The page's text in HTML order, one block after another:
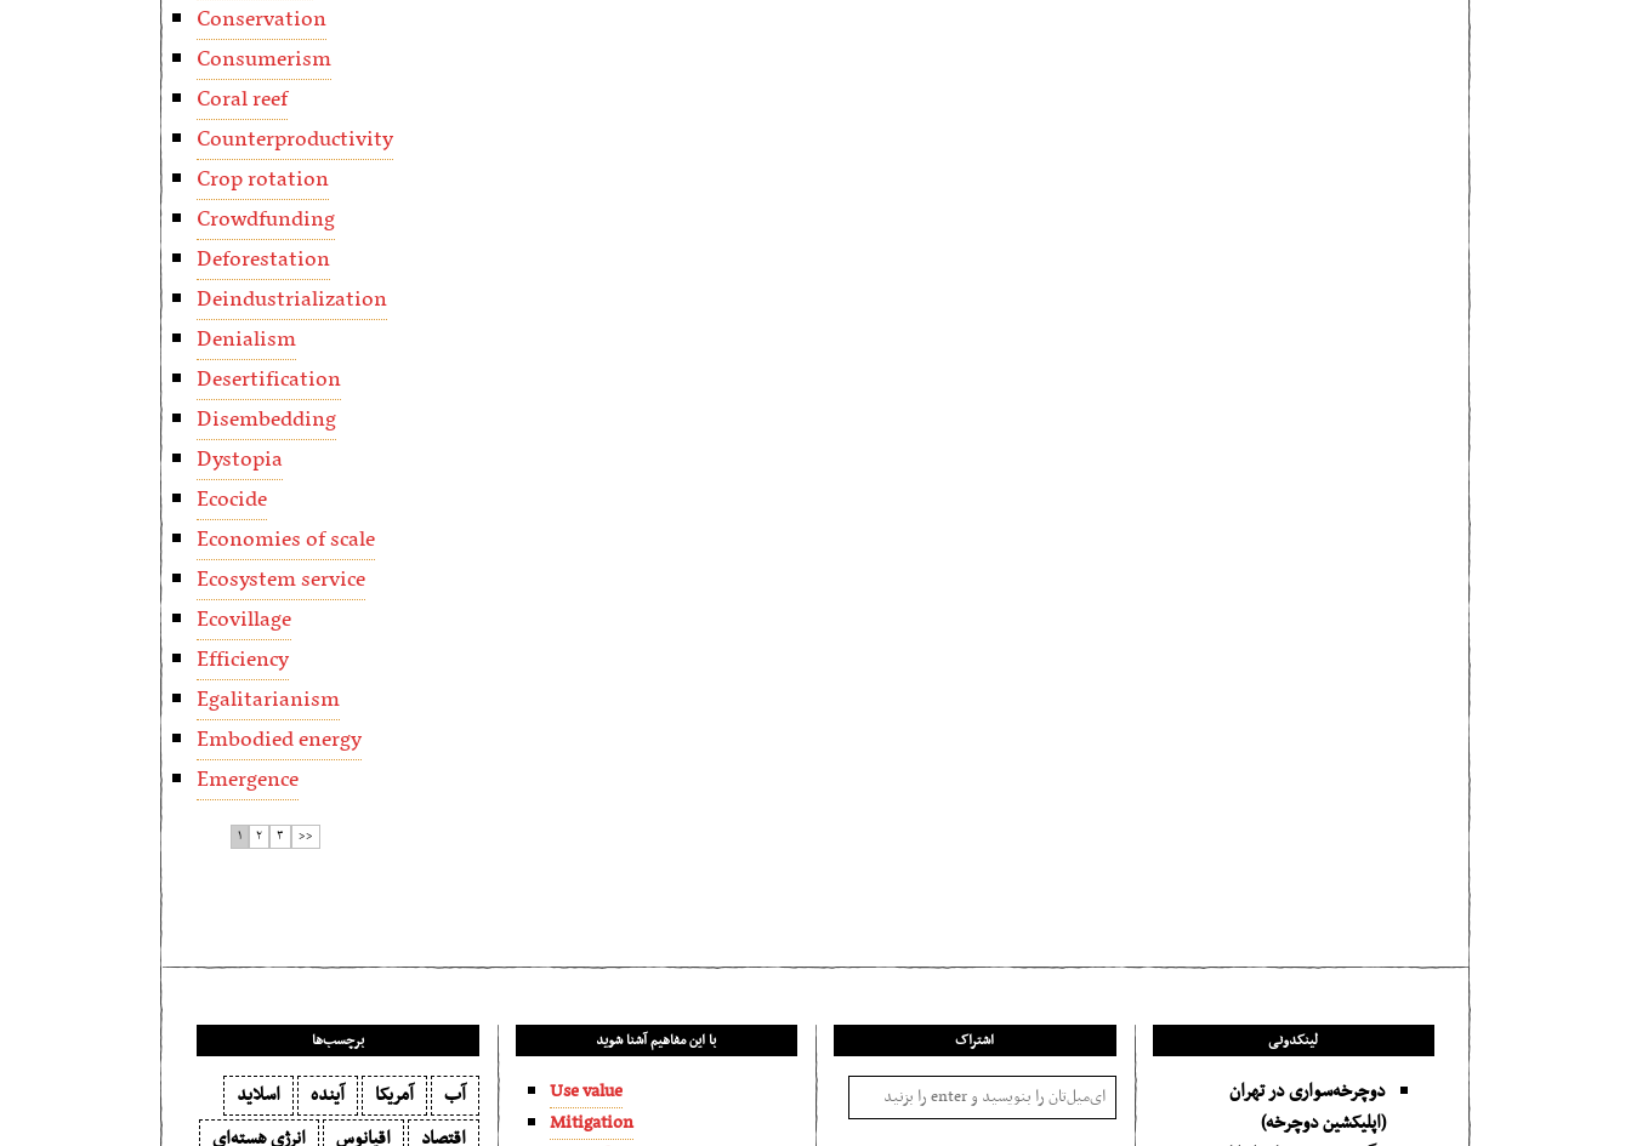
Conservation
Consumerism
Coral reef
Counterproductivity
Crop rotation
Crowdfunding
Deforestation
Deindustrialization
Denialism
Desertification
Disembedding
Dystopia
Ecocide
Economies of scale
Ecosystem service
Ecovillage
Efficiency
Egalitarianism
Embodied energy
Emergence
۱ ۲ ۳ >>
برچسب‌ها
آب آمریکا آینده
اسلاید
اقتصاد
اقیانوس
انرژی هسته‌ای
با این مفاهیم آشنا شوید
Use value
Mitigation
اشتراک لینکدونی
دوچرخه‌سواری در تهران
(اپلیکشین دوچرخه)